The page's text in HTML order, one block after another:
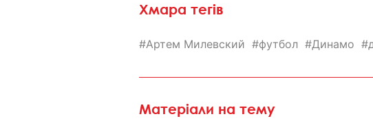
Хмара тегів
Артем Милевский футбол Динамо
Матеріали на тему